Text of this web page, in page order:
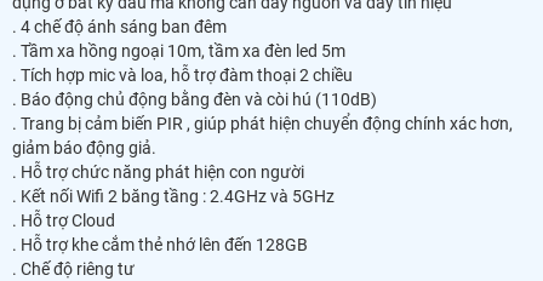
. 4 chế độ ánh sáng ban đêm
. Tầm xa hồng ngoại 10m, tầm xa đèn led 5m
. Tích hợp mic và loa, hỗ trợ đàm thoại 2 chiều
. Báo động chủ động bằng đèn và còi hú (110dB)
. Trang bị cảm biến PIR , giúp phát hiện chuyển động chính xác hơn,
giảm báo động giả.
. Hỗ trợ chức năng phát hiện con người
. Kết nối Wifi 2 băng tầng : 2.4GHz và 5GHz
. Hỗ trợ Cloud
. Hỗ trợ khe cắm thẻ nhớ lên đến 128GB
. Chế độ riêng tư